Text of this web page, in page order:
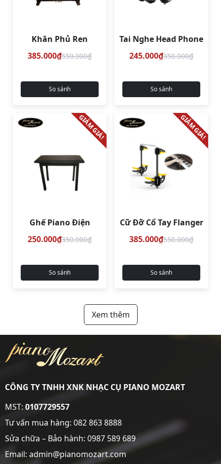
Khăn Phủ Ren
385.000₫550.000₫
So sánh
Tai Nghe Head Phone
245.000₫350.000₫
So sánh
GIẢM GIÁ!
Ghế Piano Điện
250.000₫350.000₫
So sánh
GIẢM GIÁ!
Cữ Đỡ Cổ Tay Flanger
385.000₫550.000₫
So sánh
Xem thêm
CÔNG TY TNHH XNK NHẠC CỤ PIANO MOZART
MST:0107729557
Tư vấn mua hàng: 082 863 8888
Sửa chữa – Bảo hành: 0987 589 689
Email: admin@pianomozart.com